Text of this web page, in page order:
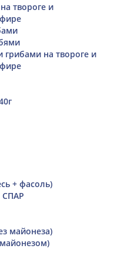
твороге и
на твороге и
+ фасоль)
СПАР
майонеза)